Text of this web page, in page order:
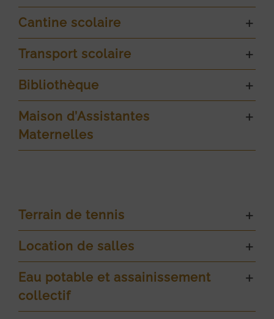
Cantine scolaire
Transport scolaire
Bibliothèque
Maison d’Assistantes
Maternelles
Terrain de tennis
Location de salles
Eau potable et assainissement
collectif